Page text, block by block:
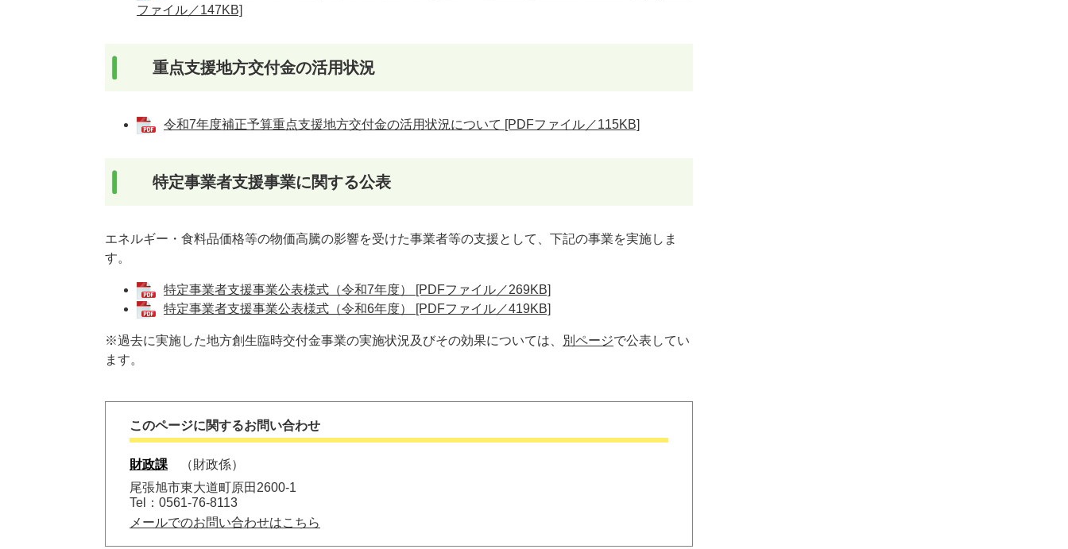
ファイル／147KB]
重点支援地方交付金の活用状況
令和7年度補正予算重点支援地方交付金の活用状況について [PDFファイル／115KB]
特定事業者支援事業に関する公表
エネルギー・食料品価格等の物価高騰の影響を受けた事業者等の支援として、下記の事業を実施しま
す。
特定事業者支援事業公表様式（令和7年度） [PDFファイル／269KB]
特定事業者支援事業公表様式（令和6年度） [PDFファイル／419KB]
※過去に実施した地方創生臨時交付金事業の実施状況及びその効果については、 別ページで公表してい
ます。
このページに関するお問い合わせ
財政課
財政係
尾張旭市東大道町原田2600-1
Tel：0561-76-8113
メールでのお問い合わせはこちら